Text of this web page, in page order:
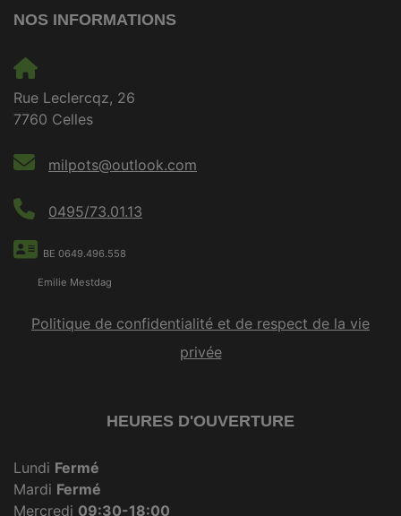
NOS INFORMATIONS
Rue Leclercqz, 26
7760 Celles
milpots@outlook.com
0495/73.01.13
BE 0649.496.558
Emilie Mestdag
Politique de confidentialité et de respect de la vie
privée
HEURES D'OUVERTURE
Lundi Fermé
Mardi Fermé
Mercredi 09:30-18:00